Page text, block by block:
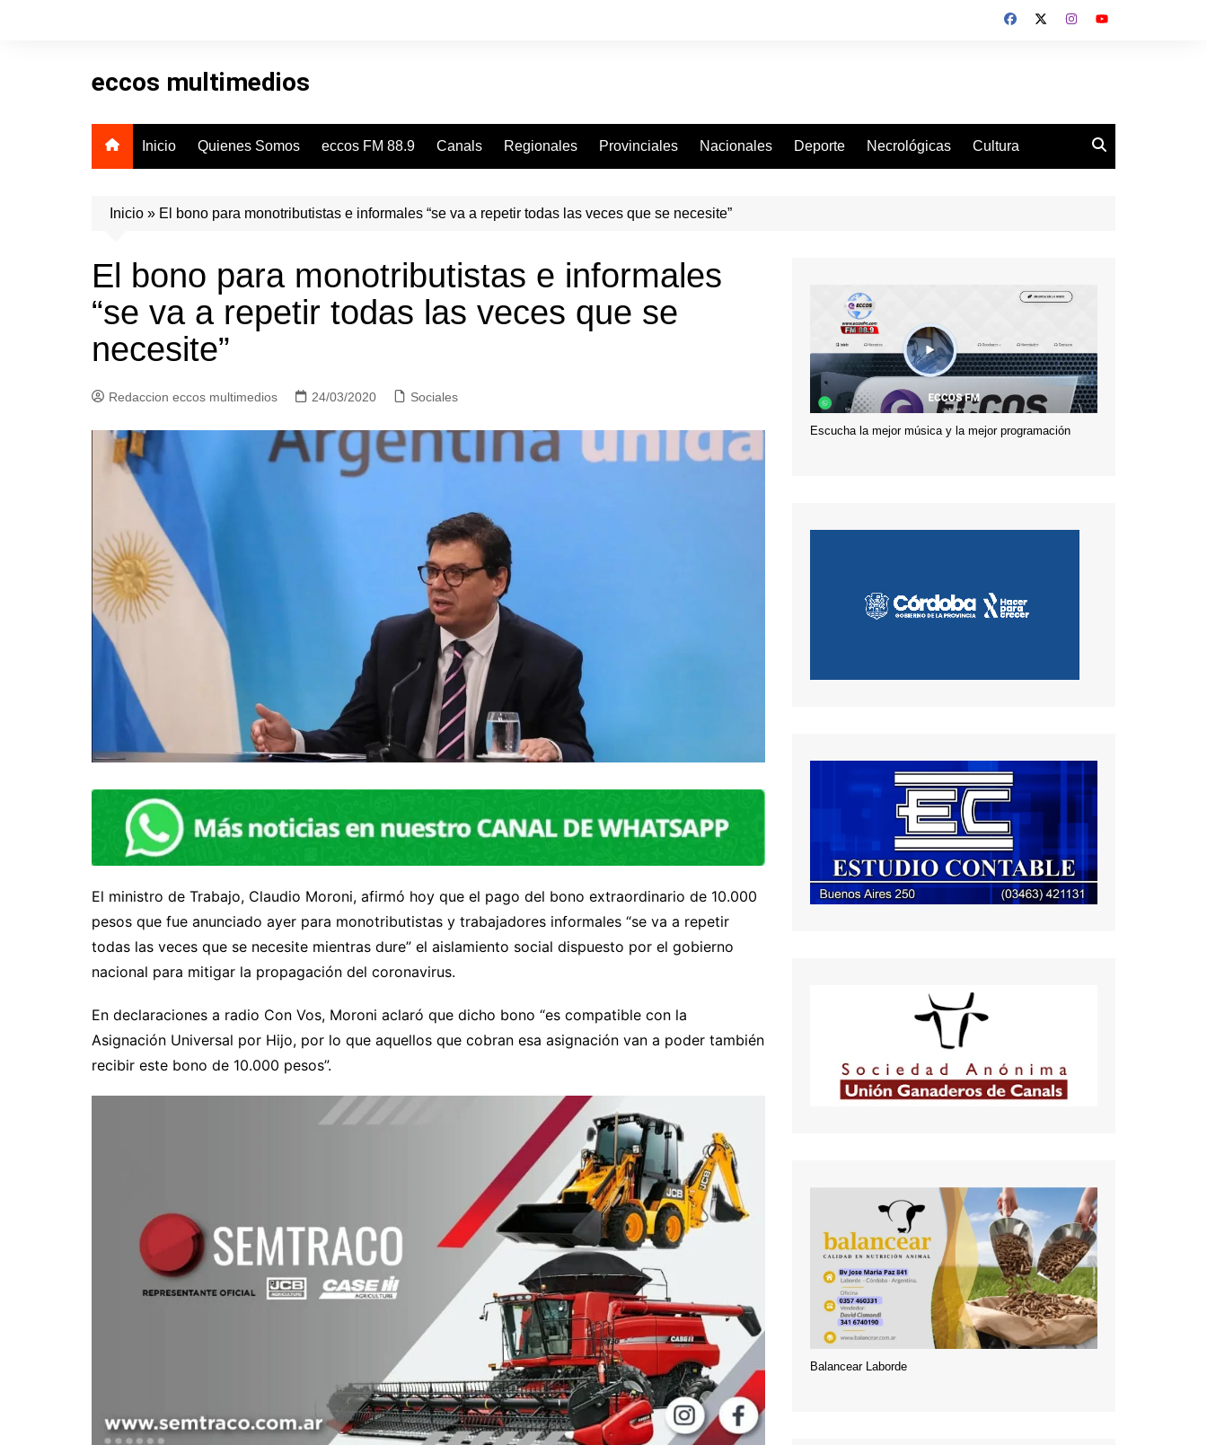
eccos multimedios
Inicio Quienes Somos eccos FM 88.9 Canals Regionales Provinciales Nacionales Deporte Necrológicas Cultura
Inicio » El bono para monotributistas e informales “se va a repetir todas las veces que se necesite”
El bono para monotributistas e informales
“se va a repetir todas las veces que se
necesite”
Redaccion eccos multimedios 24/03/2020 Sociales
El ministro de Trabajo, Claudio Moroni, afirmó hoy que el pago del bono extraordinario de 10.000
pesos que fue anunciado ayer para monotributistas y trabajadores informales “se va a repetir
todas las veces que se necesite mientras dure” el aislamiento social dispuesto por el gobierno
nacional para mitigar la propagación del coronavirus.
En declaraciones a radio Con Vos, Moroni aclaró que dicho bono “es compatible con la
Asignación Universal por Hijo, por lo que aquellos que cobran esa asignación van a poder también
recibir este bono de 10.000 pesos”.
Escucha la mejor música y la mejor programación
Balancear Laborde